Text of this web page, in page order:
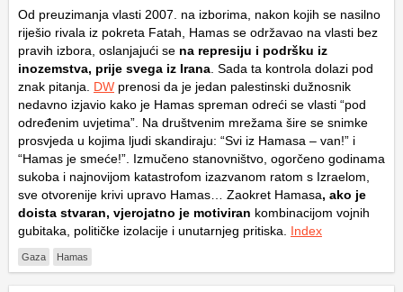
Od preuzimanja vlasti 2007. na izborima, nakon kojih se nasilno
riješio rivala iz pokreta Fatah, Hamas se održavao na vlasti bez
pravih izbora, oslanjajući se na represiju i podršku iz
inozemstva, prije svega iz Irana . Sada ta kontrola dolazi pod
znak pitanja. DW prenosi da je jedan palestinski dužnosnik
nedavno izjavio kako je Hamas spreman odreći se vlasti “pod
određenim uvjetima”. Na društvenim mrežama šire se snimke
prosvjeda u kojima ljudi skandiraju: “Svi iz Hamasa – van!” i
“Hamas je smeće!”. Izmučeno stanovništvo, ogorčeno godinama
sukoba i najnovijom katastrofom izazvanom ratom s Izraelom,
sve otvorenije krivi upravo Hamas… Zaokret Hamasa, ako je
doista stvaran, vjerojatno je motiviran kombinacijom vojnih
gubitaka, političke izolacije i unutarnjeg pritiska. Index
Gaza Hamas